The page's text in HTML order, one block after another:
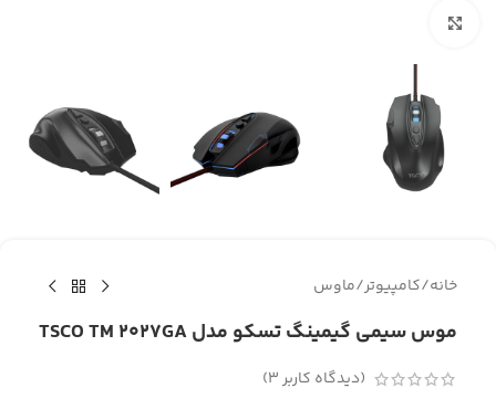
خانه/کامپیوتر/ماوس
موس سیمی گیمینگ تسکو مدل TSCO TM 2027GA
(دیدگاه کاربر3
)